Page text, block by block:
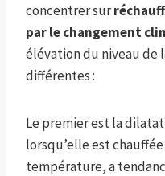
concentrer sur
par le changement
élévation du niveau de
différentes :
Le premier est la
lorsqu’elle est
température, a